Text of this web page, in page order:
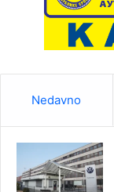
Nedavno